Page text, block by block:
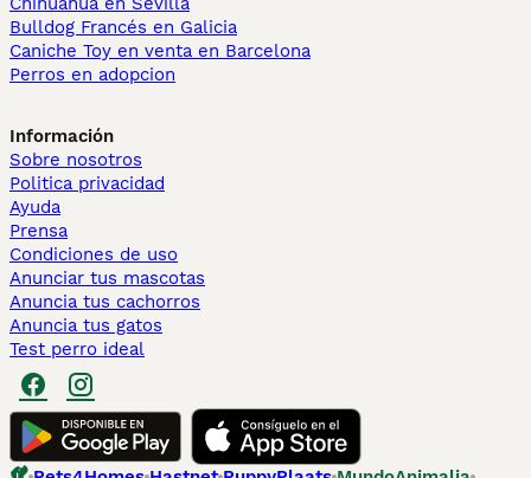
Bulldog Francés en Galicia
Caniche Toy en venta en Barcelona
Perros en adopcion
Información
Sobre nosotros
Politica privacidad
Ayuda
Prensa
Condiciones de uso
Anunciar tus mascotas
Anuncia tus cachorros
Anuncia tus gatos
Test perro ideal